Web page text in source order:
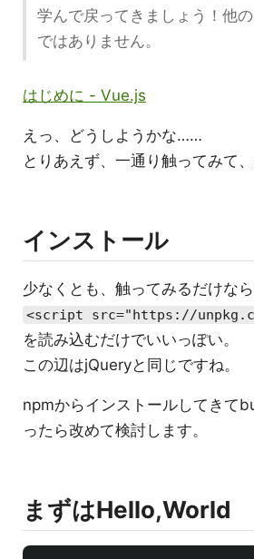
学んで戻ってきましょう！他
ではありません。
はじめに - Vue.js
えっ、どうしようかな……
とりあえず、一通り触ってみて
インストール
少なくとも、触ってみるだけな
<script src="https://
を読み込むだけでいいっぽい。
この辺はjQueryと同じですね。
npmからインストールしてきて
ったら改めて検討します。
まずはHello,World